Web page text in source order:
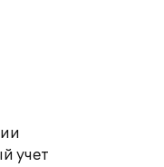
учет